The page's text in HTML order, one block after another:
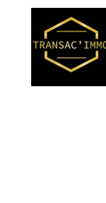
contenu